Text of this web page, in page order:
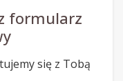
formularz
się z Tobą